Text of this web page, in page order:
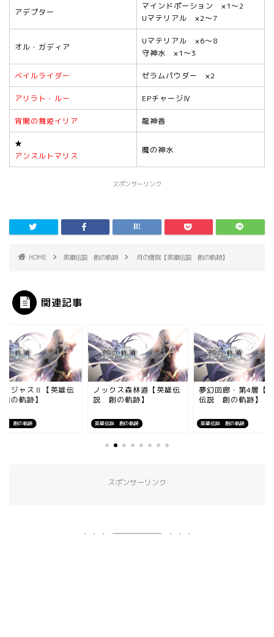
アデプター
マインドポーション ×1～2
Uマテリアル ×2～7
オル・ガディア
Uマテリアル ×6～8
守神水 ×1～3
ベイルライダー ゼラムパウダー ×2
アリラト・ルー EPチャージⅣ
宵闇の舞姫イリア 龍神香
★
アンスルトマリス
魔の神水
スポンサーリンク
HOME 英雄伝説 創の軌跡 月の僧院【英雄伝説 創の軌跡】
関連記事
説 創の軌跡
イジャスⅡ【英雄伝
の軌跡】
英雄伝説 創の軌跡
ノックス森林道【英雄伝
説 創の軌跡】
英雄伝説 創の軌跡
夢幻回廊・第4層【
伝説 創の軌跡】
スポンサーリンク